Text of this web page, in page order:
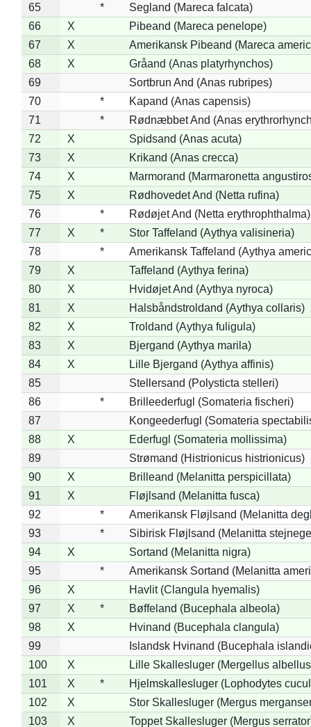
65
*
Segland (Mareca falcata)
66
X
Pibeand (Mareca penelope)
67
X
Amerikansk Pibeand (Mareca
68
X
Gråand (Anas platyrhynchos)
69
Sortbrun And (Anas rubripes)
70
*
Kapand (Anas capensis)
71
*
Rødnæbbet And (Anas
72
X
Spidsand (Anas acuta)
73
X
Krikand (Anas crecca)
74
X
Marmorand (Marmaronetta
75
X
Rødhovedet And (Netta rufina)
76
*
Rødøjet And (Netta erythrophthalma)
77
X *
Stor Taffeland (Aythya valisineria)
78
*
Amerikansk Taffeland (Aythya
79
X
Taffeland (Aythya ferina)
80
X
Hvidøjet And (Aythya nyroca)
81
X
Halsbåndstroldand (Aythya collaris)
82
X
Troldand (Aythya fuligula)
83
X
Bjergand (Aythya marila)
84
X
Lille Bjergand (Aythya affinis)
85
Stellersand (Polysticta stelleri)
86
*
Brilleederfugl (Somateria fischeri)
87
Kongeederfugl (Somateria
88
X
Ederfugl (Somateria mollissima)
89
Strømand (Histrionicus histrionicus)
90
X
Brilleand (Melanitta perspicillata)
91
X
Fløjlsand (Melanitta fusca)
92
*
Amerikansk Fløjlsand (Melanitta
93
*
Sibirisk Fløjlsand (Melanitta
94
X
Sortand (Melanitta nigra)
95
*
Amerikansk Sortand (Melanitta
96
X
Havlit (Clangula hyemalis)
97
X *
Bøffeland (Bucephala albeola)
98
X
Hvinand (Bucephala clangula)
99
Islandsk Hvinand (Bucephala
100
X
Lille Skallesluger (Mergellus
101
X *
Hjelmskallesluger (Lophodytes
102
X
Stor Skallesluger (Mergus
103
X Toppet Skallesluger (Mergus